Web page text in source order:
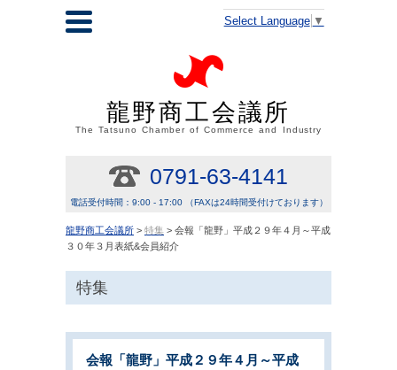
Select Language ▼
龍野商工会議所
The Tatsuno Chamber of Commerce and Industry
0791-63-4141
電話受付時間：9:00 - 17:00 （FAXは24時間受付けております）
龍野商工会議所 > 特集 > 会報「龍野」平成２９年４月～平成
３０年３月表紙&会員紹介
特集
会報「龍野」平成２９年４月～平成